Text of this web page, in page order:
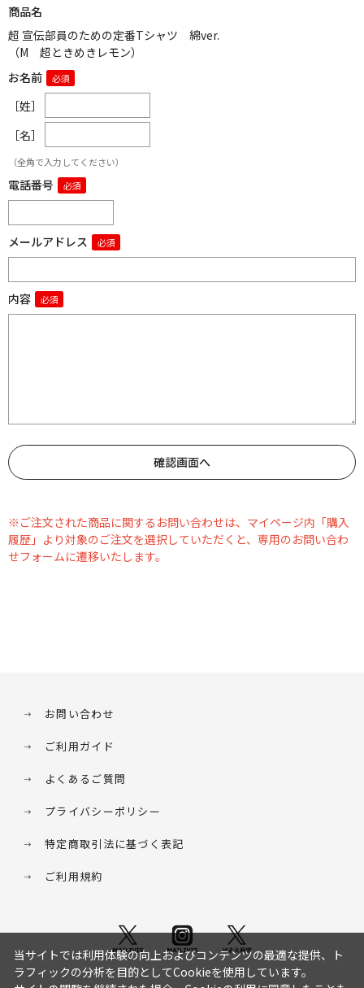
商品名
超 宣伝部員のための定番Tシャツ 綿ver.
（M 超ときめきレモン）
お名前
［姓］
［名］
（全角で入力してください）
電話番号
メールアドレス
内容
※ご注文された商品に関するお問い合わせは、マイページ内「購入
履歴」より対象のご注文を選択していただくと、専用のお問い合わ
せフォームに遷移いたします。
お問い合わせ
ご利用ガイド
よくあるご質問
プライバシーポリシー
特定商取引法に基づく表記
ご利用規約
当サイトでは利用体験の向上およびコンテンツの最適な提供、ト
ラフィックの分析を目的としてCookieを使用しています。